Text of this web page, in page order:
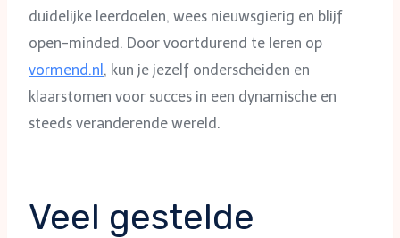
duidelijke leerdoelen, wees nieuwsgierig en blijf
open-minded. Door voortdurend te leren op
vormend.nl , kun je jezelf onderscheiden en
klaarstomen voor succes in een dynamische en
steeds veranderende wereld.
Veel gestelde